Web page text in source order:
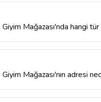
Mağazası'nda hangi
Mağazası'nın adresi